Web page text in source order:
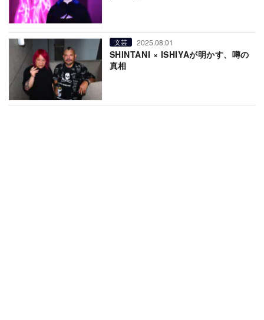
文芸 2025.08.01
SHINTANI × ISHIYAが明かす、噂の
真相